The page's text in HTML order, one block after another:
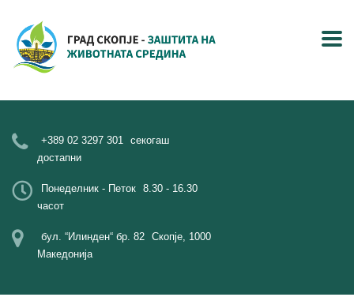
+389 02 3297 301 секогаш
достапни
Понеделник - Петок 8.30 - 16.30
часот
бул. “Илинден“ бр. 82 Скопје, 1000
Македонија